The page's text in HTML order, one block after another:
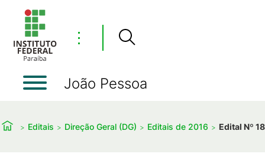
⋮
João Pessoa
Editais Direção Geral (DG) Editais de 2016 Edital Nº